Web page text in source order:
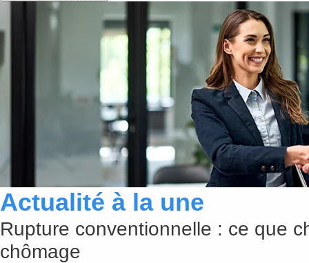
Actualité à la une
Rupture conventionnelle : ce que
chômage